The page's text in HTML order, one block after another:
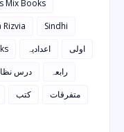
Mix Books
Rizvia
Sindhi
اعدادیہ
اولی
درس
رابعہ
کتب
متفرقات